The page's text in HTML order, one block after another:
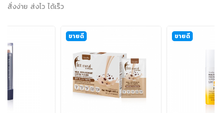
สั่งง่าย ส่งไว ได้เร็ว
ขายดี ขายดี